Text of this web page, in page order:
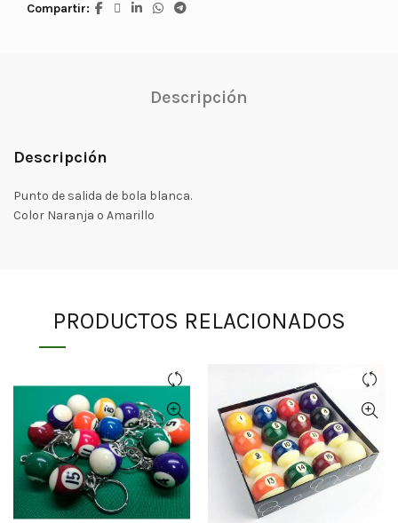
Compartir
Descripción
Descripción
Punto de salida de bola blanca.
Color Naranja o Amarillo
PRODUCTOS RELACIONADOS